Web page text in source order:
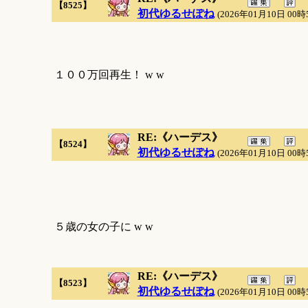
【8525】
初代ゆるせぽね (2026年01月10日 00時
１００万回再生！ w w
【8524】
RE:《ハーデス》
初代ゆるせぽね (2026年01月10日 00時
５歳の女の子に w w
【8523】
RE:《ハーデス》
初代ゆるせぽね (2026年01月10日 00時